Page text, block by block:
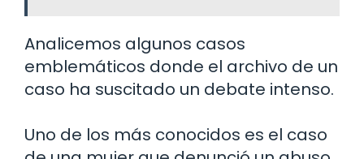
Analicemos algunos casos
emblemáticos donde el archivo de un
caso ha suscitado un debate intenso.
Uno de los más conocidos es el caso